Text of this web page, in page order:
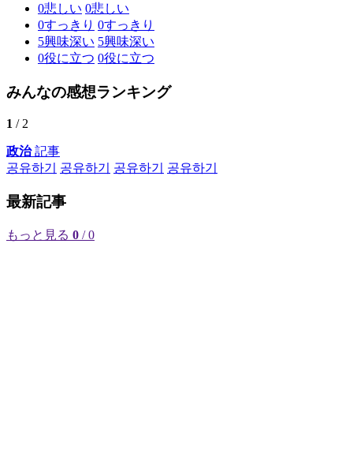
0悲しい 0悲しい
0すっきり 0すっきり
5興味深い 5興味深い
0役に立つ 0役に立つ
みんなの感想ランキング
1 / 2
政治記事
공유하기
공유하기 공유하기 공유하기
最新記事
もっと見る 0 / 0